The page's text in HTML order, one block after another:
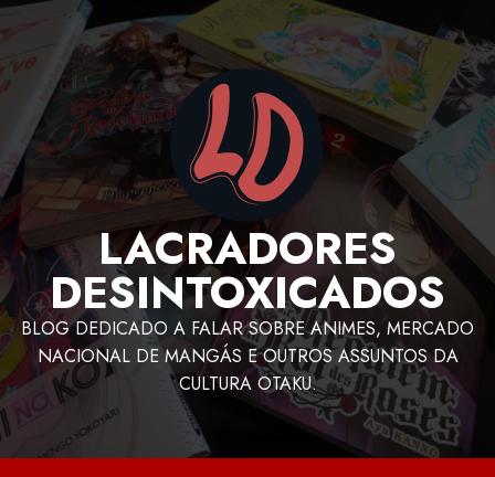
LACRADORES
DESINTOXICADOS
BLOG DEDICADO A FALAR SOBRE ANIMES, MERCADO
NACIONAL DE MANGÁS E OUTROS ASSUNTOS DA
CULTURA OTAKU.